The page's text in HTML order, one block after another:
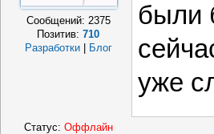
Сообщений: 2375
Позитив:710
Разработки
Блог
были
уже
Статус: Оффлайн